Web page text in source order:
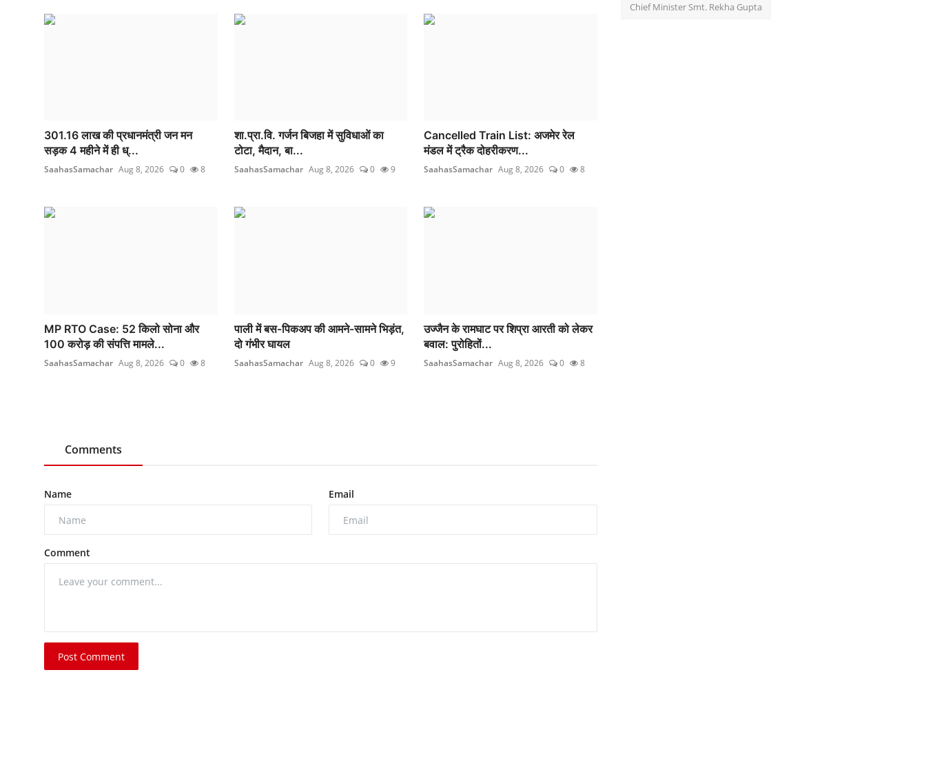
301.16 लाख की प्रधानमंत्री जन मन
सड़क 4 महीने में ही ध्...
SaahasSamachar Aug 8, 2026 0 8
शा.प्रा.वि. गर्जन बिजहा में सुविधाओं का
टोटा, मैदान, बा...
SaahasSamachar Aug 8, 2026 0 9
Cancelled Train List: अजमेर रेल
मंडल में ट्रैक दोहरीकरण...
SaahasSamachar Aug 8, 2026 0 8
MP RTO Case: 52 किलो सोना और
100 करोड़ की संपत्ति मामले...
SaahasSamachar Aug 8, 2026 0 8
पाली में बस-पिकअप की आमने-सामने भिड़ंत,
दो गंभीर घायल
SaahasSamachar Aug 8, 2026 0 9
उज्जैन के रामघाट पर शिप्रा आरती को लेकर
बवाल: पुरोहितों...
SaahasSamachar Aug 8, 2026 0 8
Comments
Name Email
Comment
Post Comment
Chief Minister Smt. Rekha Gupta